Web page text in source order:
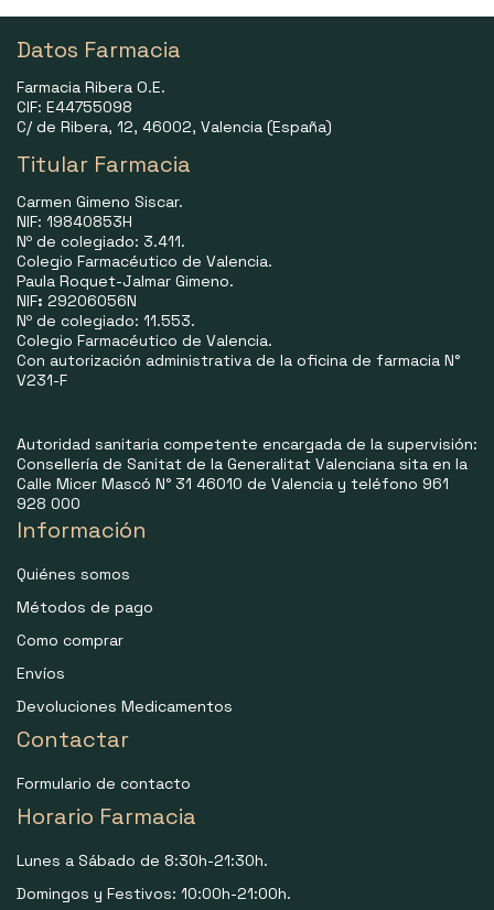
Datos Farmacia
Farmacia Ribera O.E.
CIF: E44755098
C/ de Ribera, 12, 46002, Valencia (España)
Titular Farmacia
Carmen Gimeno Siscar.
NIF: 19840853H
Nº de colegiado: 3.411.
Colegio Farmacéutico de Valencia.
Paula Roquet-Jalmar Gimeno.
NIF: 29206056N
Nº de colegiado: 11.553.
Colegio Farmacéutico de Valencia.
Con autorización administrativa de la oficina de farmacia N°
V231-F
Autoridad sanitaria competente encargada de la supervisión:
Consellería de Sanitat de la Generalitat Valenciana sita en la
Calle Micer Mascó N° 31 46010 de Valencia y teléfono 961
928 000
Información
Quiénes somos
Métodos de pago
Como comprar
Envíos
Devoluciones Medicamentos
Contactar
Formulario de contacto
Horario Farmacia
Lunes a Sábado de 8:30h-21:30h.
Domingos y Festivos: 10:00h-21:00h.